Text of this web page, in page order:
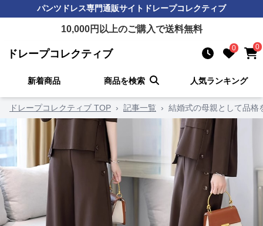
パンツドレス専門通販サイト ドレープコレクティブ
10,000円以上のご購入で送料無料
ドレープコレクティブ 0 0
新着商品 商品を検索 人気ランキング
ドレープコレクティブ TOP › 記事一覧 › 結婚式の母親として品格